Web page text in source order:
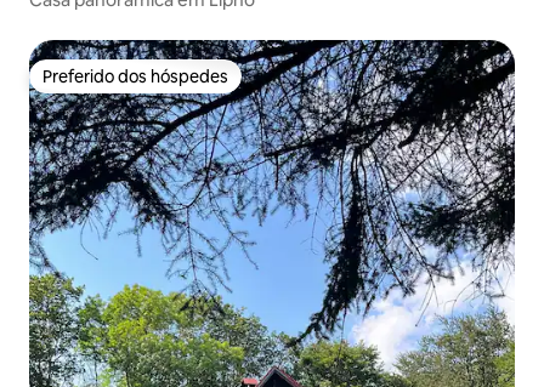
Preferido dos hóspedes
Preferido dos hóspedes